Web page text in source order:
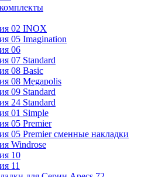
02 INOX
05 Imagination
06
07 Standard
08 Basic
08 Megapolis
09 Standard
24 Standard
01 Simple
05 Premier
05 Premier сменные накладки
Windrose
10
11